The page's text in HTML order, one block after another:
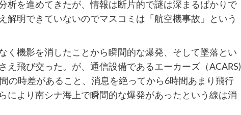
析を進めてきたが、情報は断片的で謎は深まるばかりで
解明できていないのでマスコミは「航空機事故」という
く機影を消したことから瞬間的な爆発、そして墜落とい
え飛び交った。が、通信設備であるエーカーズ（ACARS)
の時差があること、消息を絶ってから6時間あまり飛行
により南シナ海上で瞬間的な爆発があったという線は消